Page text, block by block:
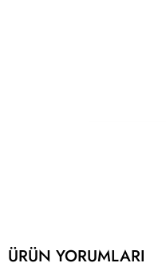
ÜRÜN YORUMLARI